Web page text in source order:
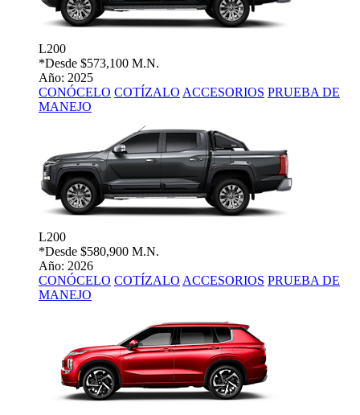
L200
*Desde $573,100 M.N.
Año: 2025
CONÓCELO COTÍZALO ACCESORIOS PRUEBA DE
MANEJO
L200
*Desde $580,900 M.N.
Año: 2026
CONÓCELO COTÍZALO ACCESORIOS PRUEBA DE
MANEJO